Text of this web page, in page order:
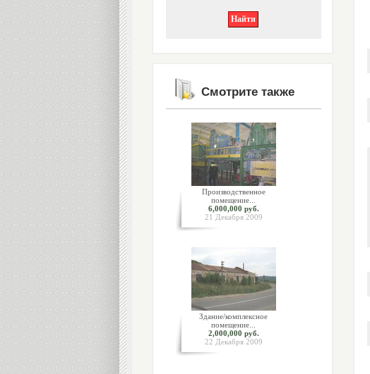
Смотрите также
Производственное
помещение...
6,000,000 руб.
21 Декабря 2009
Здание/комплексное
помещение...
2,000,000 руб.
22 Декабря 2009